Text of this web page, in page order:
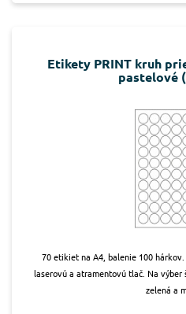
Etikety PRINT kruh
pastelové
70 etikiet na A4, balenie 100
laserovú a atramentovú tlač. Na výber
zelená a